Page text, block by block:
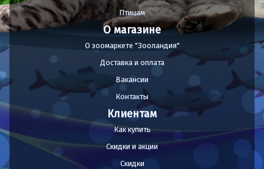
Птицам
О магазине
О зоомаркете "Зооландия"
Доставка и оплата
Вакансии
Контакты
Клиентам
Как купить
Скидки и акции
Скидки